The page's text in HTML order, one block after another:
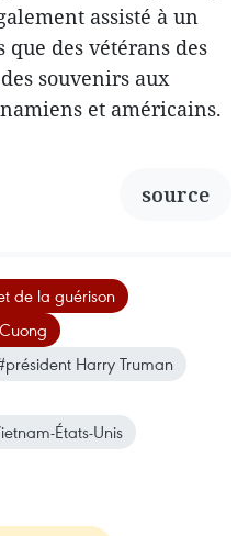
assisté à un
des vétérans des
souvenirs aux
et américains.
source
de la guérison
Harry Truman
États-Unis